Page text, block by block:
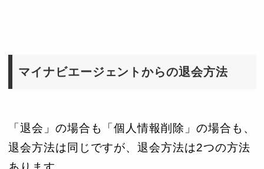
マイナビエージェントからの退会方法
「退会」の場合も「個人情報削除」の場合も、
退会方法は同じですが、退会方法は2つの方法